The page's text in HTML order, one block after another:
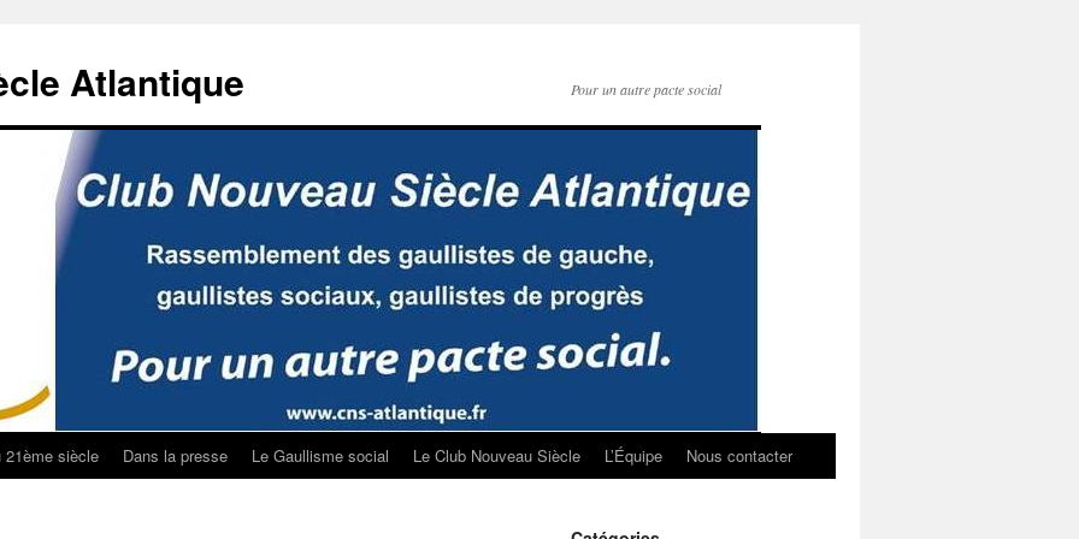
Atlantique Pour un autre pacte social
21ème siècle Dans la presse Le Gaullisme social Le Club Nouveau Siècle L’Équipe Nous contacter